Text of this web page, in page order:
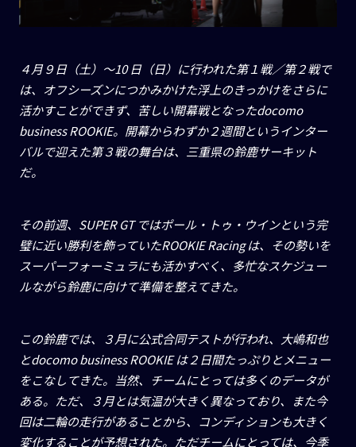
４月９日（土）〜10日（日）に行われた第１戦／第２戦で
は、オフシーズンにつかみかけた浮上のきっかけをさらに
活かすことができず、苦しい開幕戦となったdocomo
business ROOKIE。開幕からわずか２週間というインター
バルで迎えた第３戦の舞台は、三重県の鈴鹿サーキット
だ。
その前週、 SUPER GTではポール・トゥ・ウインという完
璧に近い勝利を飾っていたROOKIE Racingは、その勢いを
スーパーフォーミュラにも活かすべく、多忙なスケジュー
ルながら鈴鹿に向けて準備を整えてきた。
この鈴鹿では、３月に公式合同テストが行われ、大嶋和也
とdocomo business ROOKIEは２日間たっぷりとメニュー
をこなしてきた。当然、チームにとっては多くのデータが
ある。ただ、３月とは気温が大きく異なっており、また今
回は二輪の走行があることから、コンディションも大きく
変化することが予想された。ただチームにとっては、今季